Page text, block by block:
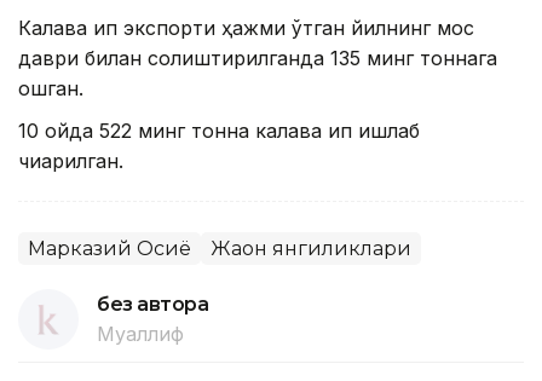
Калава ип экспорти ҳажми ўтган йилнинг мос
даври билан солиштирилганда 135 минг тоннага
ошган.
10 ойда 522 минг тонна калава ип ишлаб
чиқарилган.
Марказий Осиё Жаҳон янгиликлари
без автора
Муаллиф